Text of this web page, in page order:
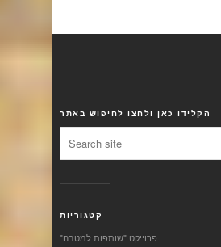
הקלידו כאן ולחצו לחיפוש באתר
קטגוריות
"פרוייקט "שותפות למטבח